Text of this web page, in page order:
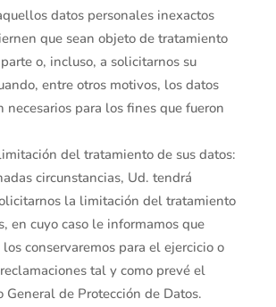
datos personales inexactos
que sean objeto de tratamiento
o, incluso, a solicitarnos su
entre otros motivos, los datos
necesarios para los fines que fueron
del tratamiento de sus datos:
circunstancias, Ud. tendrá
la limitación del tratamiento
en cuyo caso le informamos que
conservaremos para el ejercicio o
tal y como prevé el
General de Protección de Datos.